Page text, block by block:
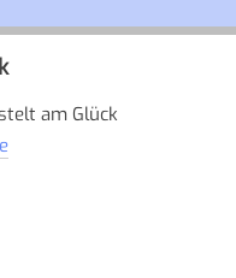
am Glück